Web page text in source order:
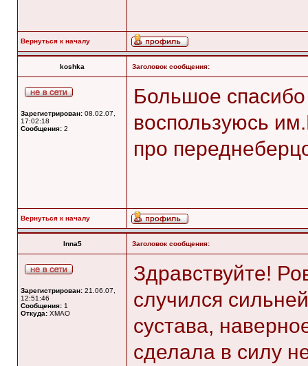
Вернуться к началу
koshka Заголовок сообщения:
Зарегистрирован: 08.02.07,
17:02:18
Сообщения: 2
Большое
воспользуюсь
про
Вернуться к началу
Inna5 Заголовок сообщения:
Зарегистрирован: 21.06.07,
12:51:46
Сообщения: 1
Откуда: ХМАО
Здравствуйте!
случился
сустава,
сделала в силу